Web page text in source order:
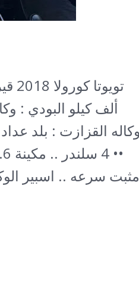
ألف كيلو البودي :
مثبت سرعه .. اسبير